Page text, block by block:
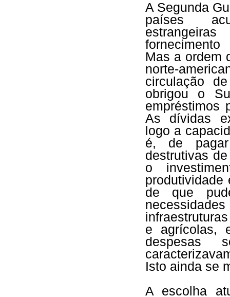
A Segunda
países
Mas a ordem
norte-
circulação
obrigou o
empréstimos
As dívidas
logo a
é, de
destrutivas
o
de que
e agrícolas,
despesas
Isto ainda se
A escolha